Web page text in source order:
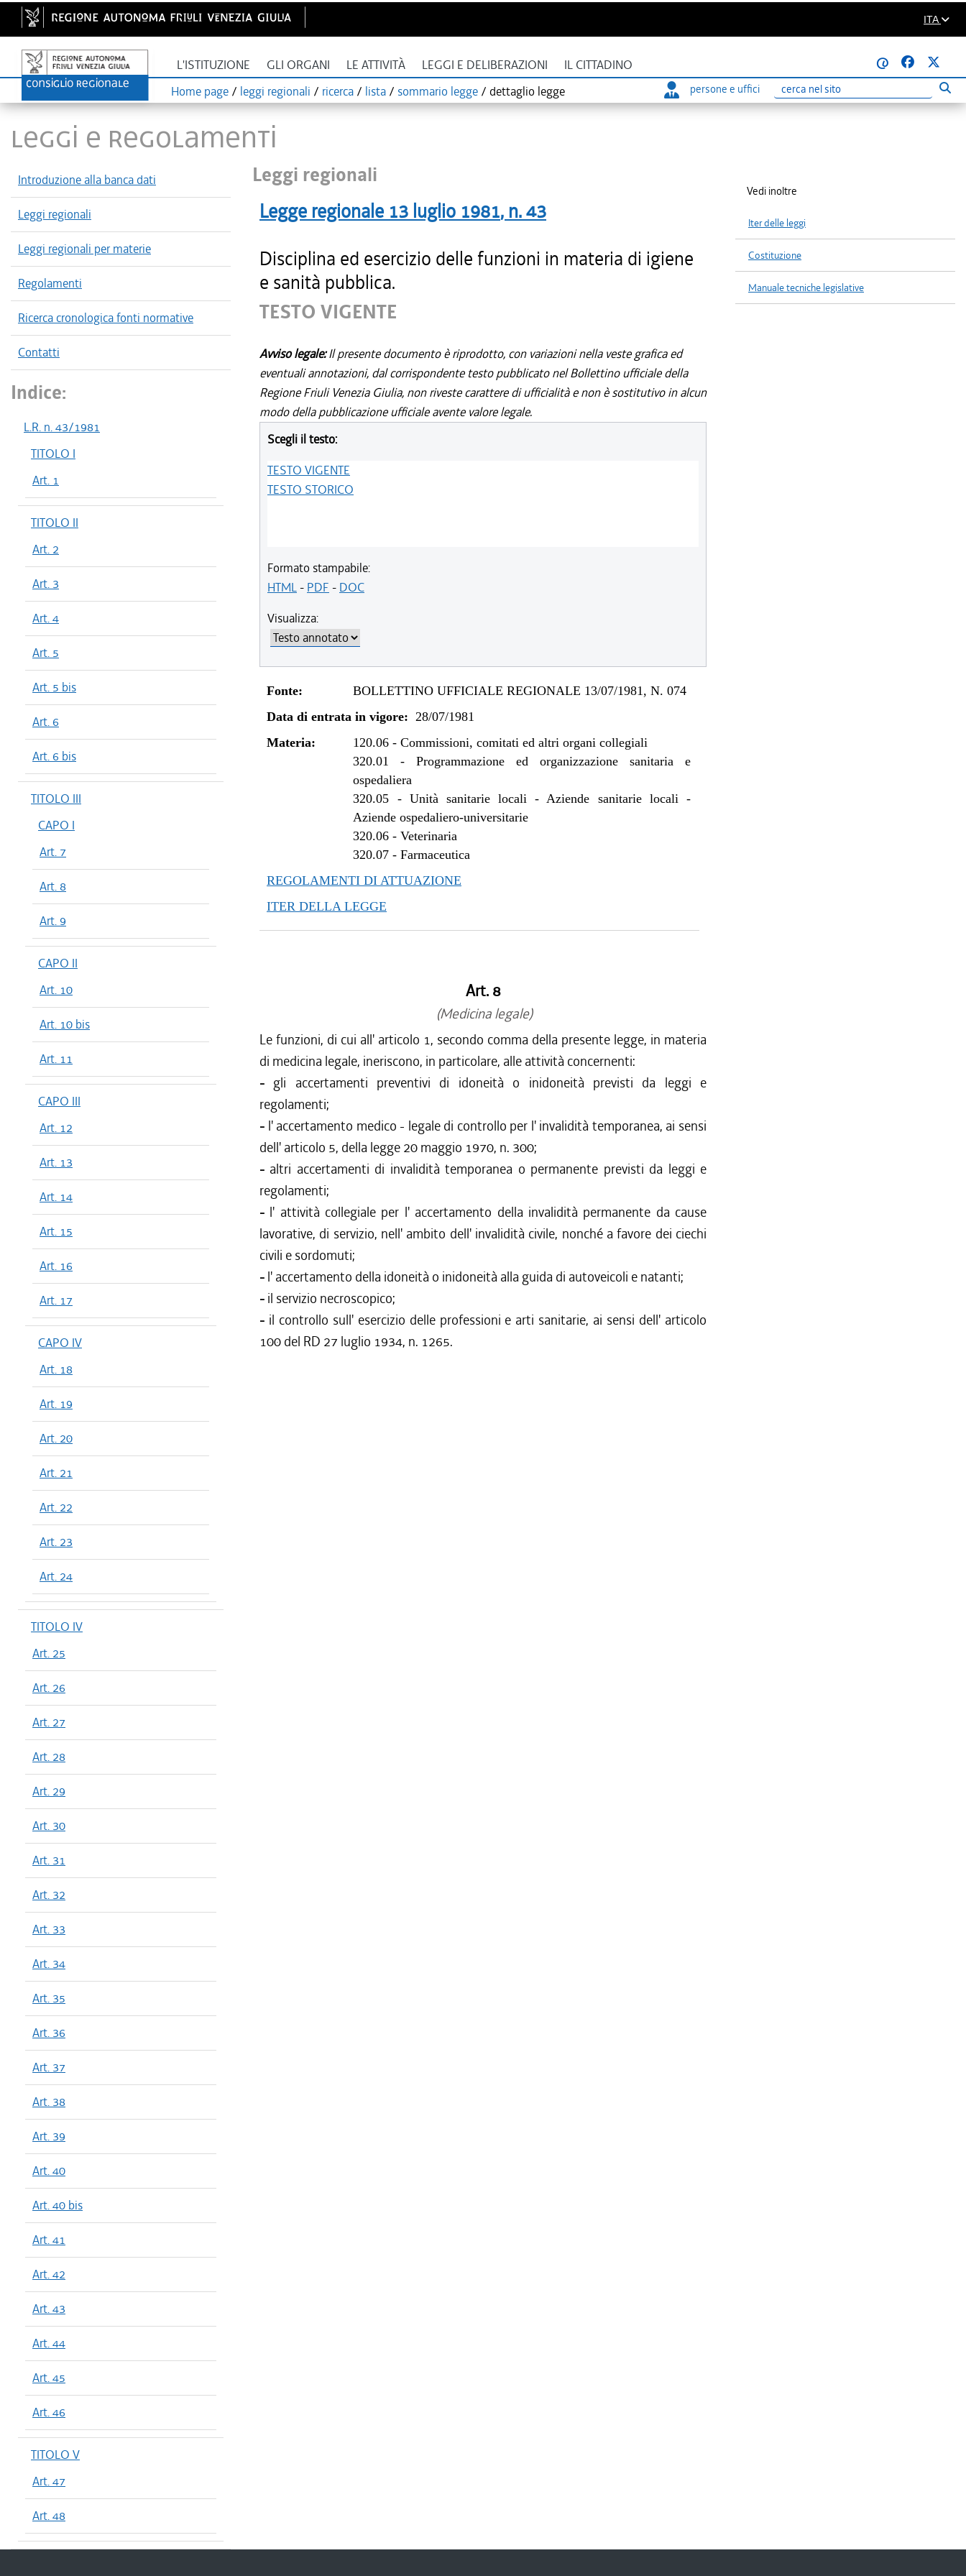
ITA
L'ISTITUZIONE GLI ORGANI LE ATTIVITÀ LEGGI E DELIBERAZIONI IL CITTADINO
@
Home page / leggi regionali / ricerca / lista / sommario legge / dettaglio legge persone e uffici
Ricerca
LEGGI E REGOLAMENTI
Introduzione alla banca dati
Leggi regionali
Leggi regionali per materie
Regolamenti
Ricerca cronologica fonti normative
Contatti
Indice:
L.R. n. 43/1981
TITOLO I
Art. 1
TITOLO II
Art. 2
Art. 3
Art. 4
Art. 5
Art. 5 bis
Art. 6
Art. 6 bis
TITOLO III
CAPO I
Art. 7
Art. 8
Art. 9
CAPO II
Art. 10
Art. 10 bis
Art. 11
CAPO III
Art. 12
Art. 13
Art. 14
Art. 15
Art. 16
Art. 17
CAPO IV
Art. 18
Art. 19
Art. 20
Art. 21
Art. 22
Art. 23
Art. 24
TITOLO IV
Art. 25
Art. 26
Art. 27
Art. 28
Art. 29
Art. 30
Art. 31
Art. 32
Art. 33
Art. 34
Art. 35
Art. 36
Art. 37
Art. 38
Art. 39
Art. 40
Art. 40 bis
Art. 41
Art. 42
Art. 43
Art. 44
Art. 45
Art. 46
TITOLO V
Art. 47
Art. 48
Leggi regionali
Legge regionale 13 luglio 1981, n.43
Disciplina ed esercizio delle funzioni in materia di igiene
e sanità pubblica.
TESTO VIGENTE
Avviso legale:Il presente documento è riprodotto, con variazioni nella veste grafica ed
eventuali annotazioni, dal corrispondente testo pubblicato nel Bollettino ufficiale della
Regione Friuli Venezia Giulia, non riveste carattere di ufficialità e non è sostitutivo in alcun
modo della pubblicazione ufficiale avente valore legale.
Scegli il testo:
TESTO VIGENTE
TESTO STORICO
Formato stampabile:
HTML- PDF - DOC
Visualizza:
Fonte:
BOLLETTINO UFFICIALE REGIONALE 13/07/1981, N. 074
Data di entrata in vigore: 28/07/1981
Materia:
120.06 -Commissioni, comitati ed altri organi collegiali
320.01 -Programmazione ed organizzazione sanitaria e
ospedaliera
320.05 - Unità sanitarie locali - Aziende sanitarie locali -
Aziende ospedaliero-universitarie
320.06 -Veterinaria
320.07 -Farmaceutica
REGOLAMENTI DI ATTUAZIONE
ITER DELLA LEGGE
Art. 8
(Medicina legale)
Le funzioni, di cui all' articolo 1, secondo comma della presente legge, in materia
di medicina legale, ineriscono, in particolare, alle attività concernenti:
- gli accertamenti preventivi di idoneità o inidoneità previsti da leggi e
regolamenti;
- l' accertamento medico - legale di controllo per l' invalidità temporanea, ai sensi
dell' articolo 5, della legge 20 maggio 1970, n. 300;
- altri accertamenti di invalidità temporanea o permanente previsti da leggi e
regolamenti;
- l' attività collegiale per l' accertamento della invalidità permanente da cause
lavorative, di servizio, nell' ambito dell' invalidità civile, nonché a favore dei ciechi
civili e sordomuti;
- l' accertamento della idoneità o inidoneità alla guida di autoveicoli e natanti;
- il servizio necroscopico;
- il controllo sull' esercizio delle professioni e arti sanitarie, ai sensi dell' articolo
100 del RD 27 luglio 1934, n. 1265.
Vedi inoltre
Iter delle leggi
Costituzione
Manuale tecniche legislative